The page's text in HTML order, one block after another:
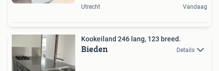
Utrecht Vandaag
Kookeiland 246 lang, 123 breed.
Bieden Details